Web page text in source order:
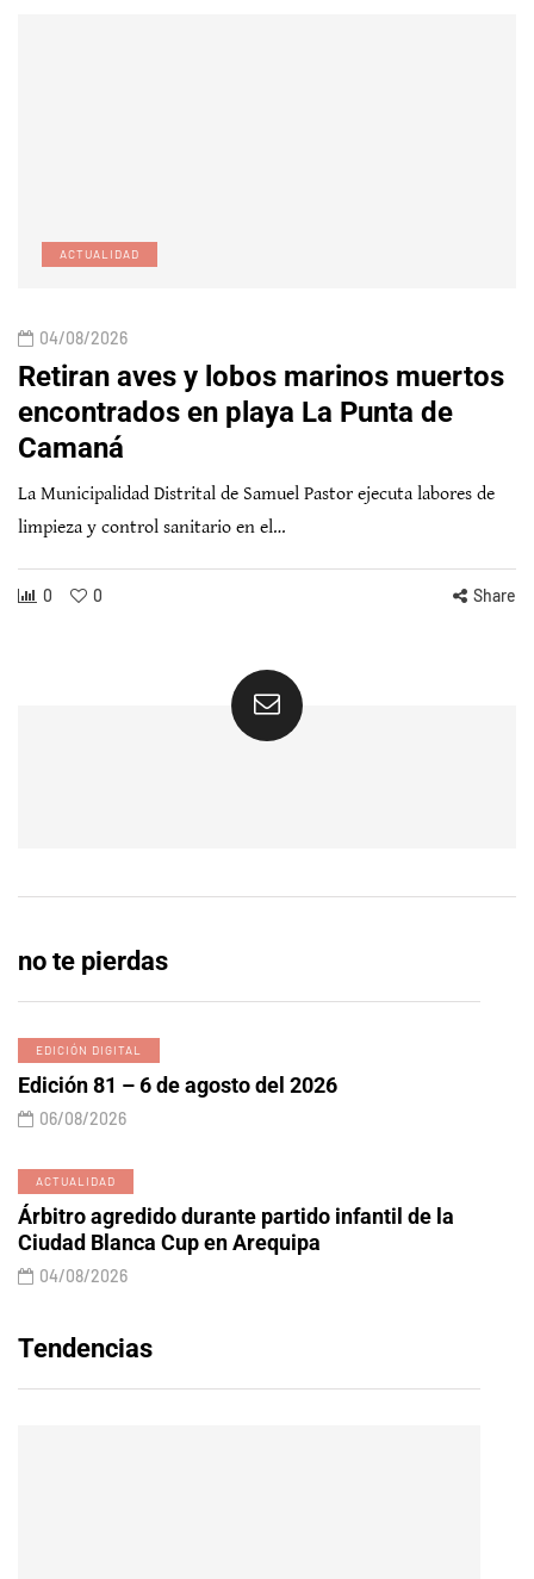
ACTUALIDAD
04/08/2026
Retiran aves y lobos marinos muertos
encontrados en playa La Punta de
Camaná
La Municipalidad Distrital de Samuel Pastor ejecuta labores de
limpieza y control sanitario en el…
0 0 Share
no te pierdas
EDICIÓN DIGITAL
Edición 81 – 6 de agosto del 2026
06/08/2026
ACTUALIDAD
Árbitro agredido durante partido infantil de la
Ciudad Blanca Cup en Arequipa
04/08/2026
Tendencias